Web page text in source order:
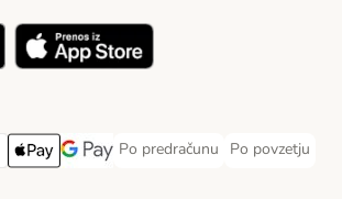
Method
Payment Method
Apple Pay Payment Method
Google pay Payment Method
Po predračunu
Po predračunu Payment Method
Po povzetju
Po povzetju